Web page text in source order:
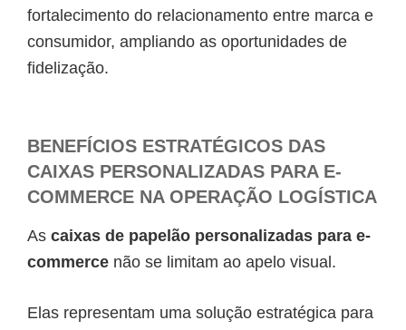
fortalecimento do relacionamento entre marca e
consumidor, ampliando as oportunidades de
fidelização.
BENEFÍCIOS ESTRATÉGICOS DAS
CAIXAS PERSONALIZADAS PARA E-
COMMERCE NA OPERAÇÃO LOGÍSTICA
As caixas de papelão personalizadas para e-
commerce não se limitam ao apelo visual.
Elas representam uma solução estratégica para